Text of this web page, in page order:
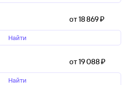
от 18 ⁠869 ⁠₽
Найти
от 19 ⁠088 ⁠₽
Найти